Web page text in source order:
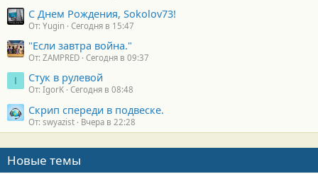
С Днем Рождения, Sokolov73!
От: Yugin Сегодня в 15:47
"Если завтра война."
От: ZAMPRED Сегодня в 09:37
I Стук в рулевой
От: IgorK Сегодня в 08:48
Скрип спереди в подвеске.
От: swyazist Вчера в 22:28
Новые темы